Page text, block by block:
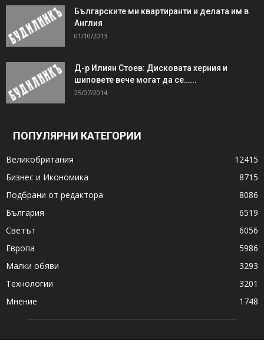
Българските ми квартиранти и делата им в
Англия
01/10/2013
Д-р Илиян Стоев: Дисковата херния и
шиповете вече могат да се…...
25/07/2014
ПОПУЛЯРНИ КАТЕГОРИИ
Великобритания
12415
Бизнес и Икономика
8715
Подбрани от редактора
8086
България
6519
Светът
6056
Европа
5986
Малки обяви
3293
Технологии
3201
Мнение
1748